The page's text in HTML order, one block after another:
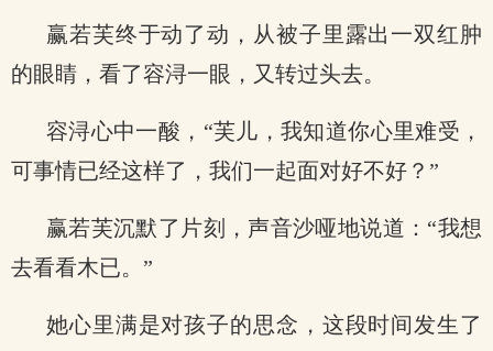
赢若芙终于动了动，从被子里露出一双红肿
的眼睛，看了容浔一眼，又转过头去。
容浔心中一酸，“芙儿，我知道你心里难受，
可事情已经这样了，我们一起面对好不好？”
赢若芙沉默了片刻，声音沙哑地说道：“我想
去看看木已。”
她心里满是对孩子的思念，这段时间发生了